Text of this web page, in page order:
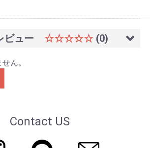
ビュー ☆☆☆☆☆ (0)
ん。
Contact US